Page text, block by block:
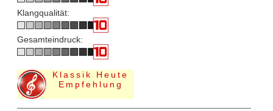
Klangqualität:
Gesamteindruck:
Klassik Heute
Empfehlung